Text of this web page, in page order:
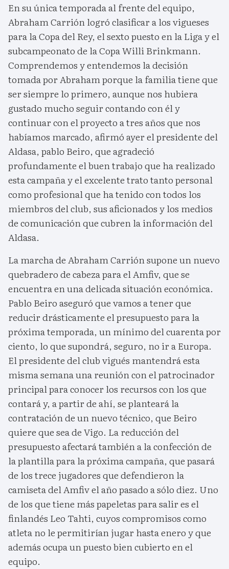
En su única temporada al frente del equipo,
Abraham Carrión logró clasificar a los vigueses
para la Copa del Rey, el sexto puesto en la Liga y el
subcampeonato de la Copa Willi Brinkmann.
Comprendemos y entendemos la decisión
tomada por Abraham porque la familia tiene que
ser siempre lo primero, aunque nos hubiera
gustado mucho seguir contando con él y
continuar con el proyecto a tres años que nos
habíamos marcado, afirmó ayer el presidente del
Aldasa, pablo Beiro, que agradeció
profundamente el buen trabajo que ha realizado
esta campaña y el excelente trato tanto personal
como profesional que ha tenido con todos los
miembros del club, sus aficionados y los medios
de comunicación que cubren la información del
Aldasa.
La marcha de Abraham Carrión supone un nuevo
quebradero de cabeza para el Amfiv, que se
encuentra en una delicada situación económica.
Pablo Beiro aseguró que vamos a tener que
reducir drásticamente el presupuesto para la
próxima temporada, un mínimo del cuarenta por
ciento, lo que supondrá, seguro, no ir a Europa.
El presidente del club vigués mantendrá esta
misma semana una reunión con el patrocinador
principal para conocer los recursos con los que
contará y, a partir de ahí, se planteará la
contratación de un nuevo técnico, que Beiro
quiere que sea de Vigo. La reducción del
presupuesto afectará también a la confección de
la plantilla para la próxima campaña, que pasará
de los trece jugadores que defendieron la
camiseta del Amfiv el año pasado a sólo diez. Uno
de los que tiene más papeletas para salir es el
finlandés Leo Tahti, cuyos compromisos como
atleta no le permitirían jugar hasta enero y que
además ocupa un puesto bien cubierto en el
equipo.